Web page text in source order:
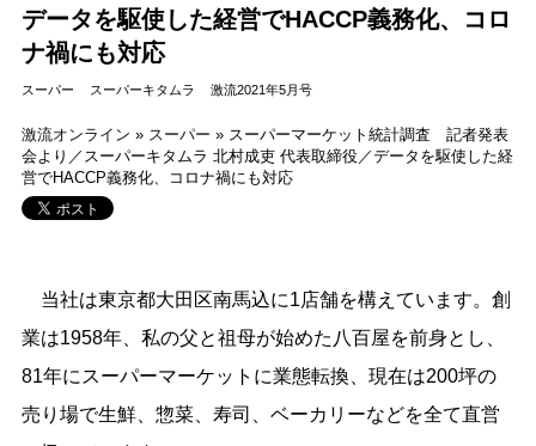
データを駆使した経営でHACCP義務化、コロ
ナ禍にも対応
スーパー スーパーキタムラ 激流2021年5月号
激流オンライン » スーパー » スーパーマーケット統計調査 記者発表
会より／スーパーキタムラ 北村成吏 代表取締役／データを駆使した経
営でHACCP義務化、コロナ禍にも対応
当社は東京都大田区南馬込に1店舗を構えています。創
業は1958年、私の父と祖母が始めた八百屋を前身とし、
81年にスーパーマーケットに業態転換、現在は200坪の
売り場で生鮮、惣菜、寿司、ベーカリーなどを全て直営